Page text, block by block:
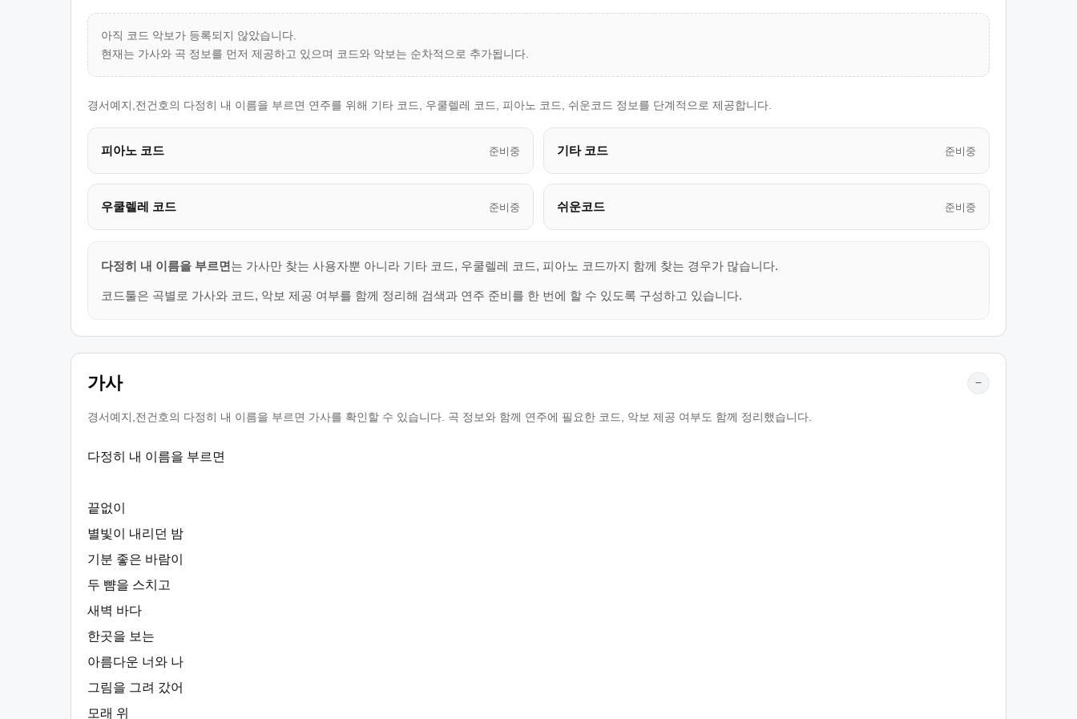
아직 코드 악보가 등록되지 않았습니다.
현재는 가사와 곡 정보를 먼저 제공하고 있으며 코드와 악보는 순차적으로 추가됩니다.
경서예지,전건호의 다정히 내 이름을 부르면 연주를 위해 기타 코드, 우쿨렐레 코드, 피아노 코드, 쉬운코드 정보를 단계적으로 제공합니다.
피아노 코드 준비중 기타 코드 준비중
우쿨렐레 코드 준비중 쉬운코드 준비중
다정히 내 이름을 부르면는 가사만 찾는 사용자뿐 아니라 기타 코드, 우쿨렐레 코드, 피아노 코드까지 함께 찾는 경우가 많습니다.
코드툴은 곡별로 가사와 코드, 악보 제공 여부를 함께 정리해 검색과 연주 준비를 한 번에 할 수 있도록 구성하고 있습니다.
가사 −
경서예지,전건호의 다정히 내 이름을 부르면 가사를 확인할 수 있습니다. 곡 정보와 함께 연주에 필요한 코드, 악보 제공 여부도 함께 정리했습니다.
다정히 내 이름을 부르면
끝없이
별빛이 내리던 밤
기분 좋은 바람이
두 뺨을 스치고
새벽 바다
한곳을 보는
아름다운 너와 나
그림을 그려 갔어
모래 위